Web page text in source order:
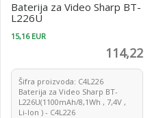
Baterija za Video Sharp BT-
L226U
15,16 EUR
114,22
Šifra proizvoda: C4L226
Baterija za Video Sharp BT-
L226U(1100mAh/8,1Wh , 7,4V ,
Li-Ion ) - C4L226